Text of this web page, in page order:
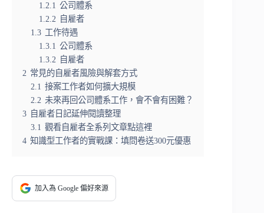
1.2.1 公司體系
1.2.2
自雇者
1.3 工作待遇
1.3.1 公司體系
1.3.2
自雇者
2 常見的自雇者風險與解套方式
2.1 接案工作者如何擴大規模
2.2 未來再回公司體系工作，會不會有困難？
3 自雇者日記延伸閱讀整理
3.1 觀看自雇者全系列文章點這裡
4 知識型工作者的實戰課：填問卷送300元優惠
加入為 Google 偏好來源